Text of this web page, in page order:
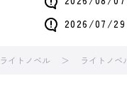
2026/07/29
ライトノベル ライトノベ